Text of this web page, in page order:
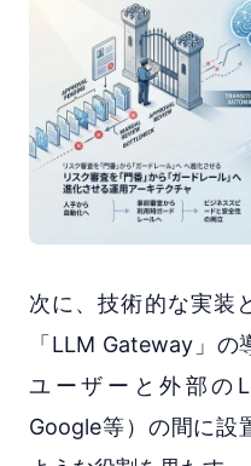
次に、技術的な実装
「LLM Gateway」
ユーザーと外部の
Google等）の間に設